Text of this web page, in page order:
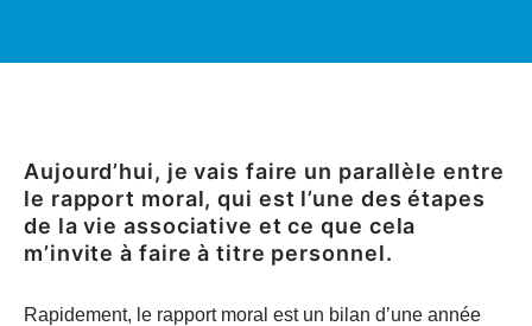
Aujourd’hui, je vais faire un parallèle entre
le rapport moral, qui est l’une des étapes
de la vie associative et ce que cela
m’invite à faire à titre personnel.
Rapidement, le rapport moral est un bilan d’une année